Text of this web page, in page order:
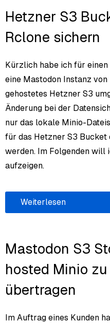
Hetzner S3
Rclone sichern
Kürzlich habe ich für
eine Mastodon Instanz
gehostetes Hetzner S3
Änderung bei der
nur das lokale Minio-
für das Hetzner S3 Bucket
werden. Im Folgenden will
aufzeigen.
Weiterlesen
Mastodon S3
hosted Minio
übertragen
Im Auftrag eines Kunden